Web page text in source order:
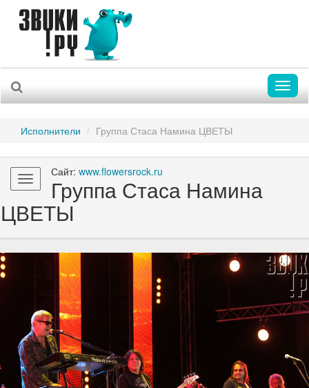
Исполнители Группа Стаса Намина ЦВЕТЫ
Toggle
navigation
Сайт: www.flowersrock.ru
Группа Стаса Намина
ЦВЕТЫ